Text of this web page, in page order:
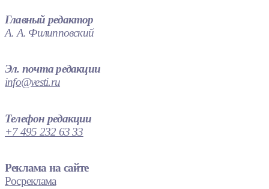
Главный редактор
А. А. Филипповский
Эл. почта редакции
info@vesti.ru
Телефон редакции
+7 495 232 63 33
Реклама на сайте
Росреклама